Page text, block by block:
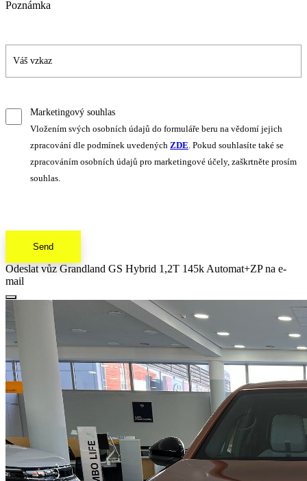
Poznámka
Marketingový souhlas
Vložením svých osobních údajů do formuláře beru na vědomí jejich
zpracování dle podmínek uvedených ZDE. Pokud souhlasíte také se
zpracováním osobních údajů pro marketingové účely, zaškrtněte prosím
souhlas.
Send
Odeslat vůz Grandland GS Hybrid 1,2T 145k Automat+ZP na e-
mail